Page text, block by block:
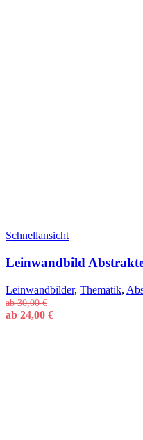
Schnellansicht
Leinwandbild
Leinwandbilder, Thematik,
ab30,00€
ab 24,00 €